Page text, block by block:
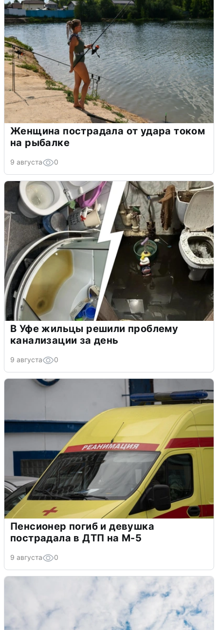
Женщина пострадала от удара током
на рыбалке
9 августа 0
В Уфе жильцы решили проблему
канализации за день
9 августа 0
Пенсионер погиб и девушка
пострадала в ДТП на М-5
9 августа 0